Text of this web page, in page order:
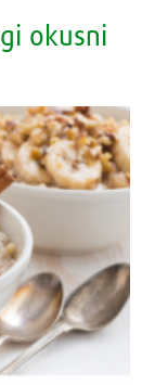
okusni